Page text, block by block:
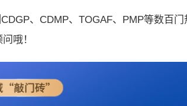
、CDMP、TOGAF、PMP等数百
哦！